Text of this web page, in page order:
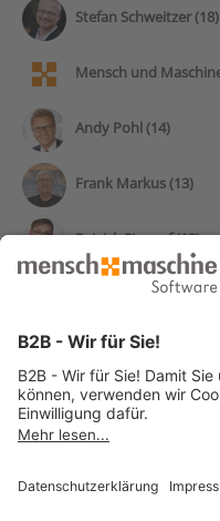
Stefan Schweitzer (18)
Mensch und
Andy Pohl (14)
Frank Markus (13)
Patrick Stumpf (12)
Pascal Ricardo
Manfred Lampert (10)
Alle Autorinnen und Autoren »
© 2026 Mensch und